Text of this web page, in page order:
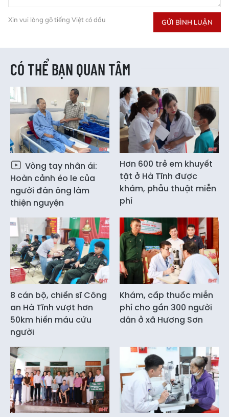
Xin vui lòng gõ tiếng Việt có dấu GỬI BÌNH LUẬN
CÓ THỂ BẠN QUAN TÂM
Vòng tay nhân ái:
Hoàn cảnh éo le của
người đàn ông làm
thiện nguyện
Hơn 600 trẻ em khuyết
tật ở Hà Tĩnh được
khám, phẫu thuật miễn
phí
8 cán bộ, chiến sĩ Công
an Hà Tĩnh vượt hơn
50km hiến máu cứu
người
Khám, cấp thuốc miễn
phí cho gần 300 người
dân ở xã Hương Sơn